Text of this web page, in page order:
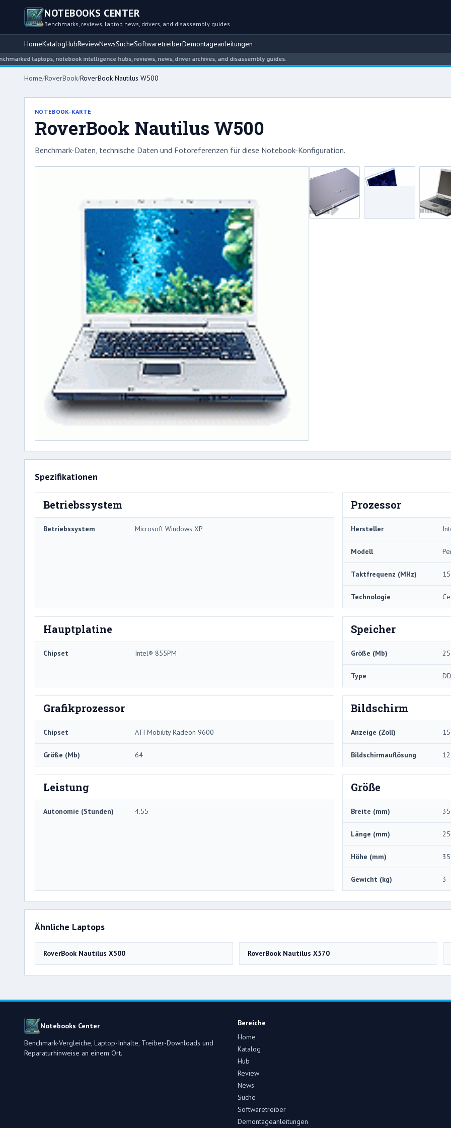
NOTEBOOKS CENTER
Benchmarks, reviews, laptop news, drivers, and disassembly guides
HomeKatalogHubReviewNewsSucheSoftwaretreiberDemontageanleitungen
laptops, notebook intelligence hubs, reviews, news, driver archives, and disassembly guides.
Home/RoverBook/RoverBook Nautilus W500
NOTEBOOK-KARTE
RoverBook Nautilus W500
Benchmark-Daten, technische Daten und Fotoreferenzen für diese Notebook-Konfiguration.
Spezifikationen
Betriebssystem
Betriebssystem Microsoft Windows XP
Prozessor
Hersteller
Modell
Taktfrequenz (MHz)
Technologie
Hauptplatine
Chipset Intel® 855PM
Speicher
Größe (Mb)
Type
Grafikprozessor
Chipset ATI Mobility Radeon 9600
Größe (Mb) 64
Bildschirm
Anzeige (Zoll)
Bildschirmauflösung
Leistung
Autonomie (Stunden) 4.55
Größe
Breite (mm)
Länge (mm)
Höhe (mm) 35
Gewicht (kg) 3
Ähnliche Laptops
RoverBook Nautilus X500 RoverBook Nautilus X570
Notebooks Center
Benchmark-Vergleiche, Laptop-Inhalte, Treiber-Downloads und
Reparaturhinweise an einem Ort.
Bereiche
Home
Katalog
Hub
Review
News
Suche
Softwaretreiber
Demontageanleitungen